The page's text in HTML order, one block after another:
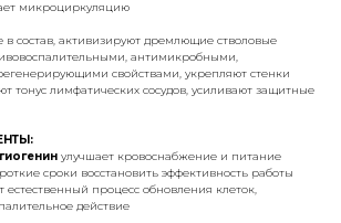
микроциркуляцию
состав, активизируют дремлющие стволовые
антимикробными,
свойствами, укрепляют стенки
тонус лимфатических сосудов, усиливают защитные
улучшает кровоснабжение и питание
сроки восстановить эффективность работы
естественный процесс обновления клеток,
действие